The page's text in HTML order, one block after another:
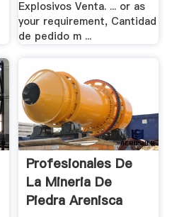
Explosivos Venta. ... or as
your requirement, Cantidad
de pedido m ...
Profesionales De
La Mineria De
Piedra Arenisca